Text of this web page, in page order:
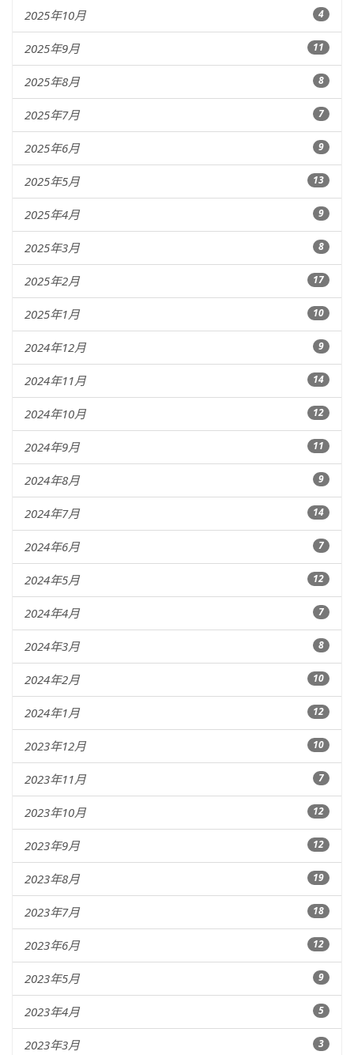
2025年10月 4
2025年9月 11
2025年8月 8
2025年7月 7
2025年6月 9
2025年5月 13
2025年4月 9
2025年3月 8
2025年2月 17
2025年1月 10
2024年12月 9
2024年11月 14
2024年10月 12
2024年9月 11
2024年8月 9
2024年7月 14
2024年6月 7
2024年5月 12
2024年4月 7
2024年3月 8
2024年2月 10
2024年1月 12
2023年12月 10
2023年11月 7
2023年10月 12
2023年9月 12
2023年8月 19
2023年7月 18
2023年6月 12
2023年5月 9
2023年4月 5
2023年3月 3